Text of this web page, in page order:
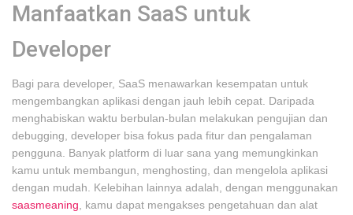
Manfaatkan SaaS untuk
Developer
Bagi para developer, SaaS menawarkan kesempatan untuk
mengembangkan aplikasi dengan jauh lebih cepat. Daripada
menghabiskan waktu berbulan-bulan melakukan pengujian dan
debugging, developer bisa fokus pada fitur dan pengalaman
pengguna. Banyak platform di luar sana yang memungkinkan
kamu untuk membangun, menghosting, dan mengelola aplikasi
dengan mudah. Kelebihan lainnya adalah, dengan menggunakan
saasmeaning , kamu dapat mengakses pengetahuan dan alat